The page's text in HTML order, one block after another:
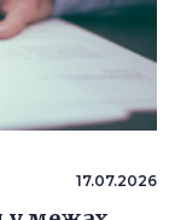
17.07.2026